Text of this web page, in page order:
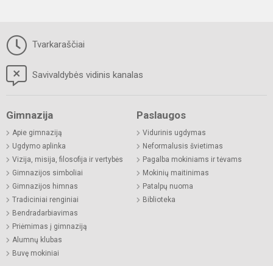
Tvarkaraščiai
Savivaldybės vidinis kanalas
Gimnazija
Apie gimnaziją
Ugdymo aplinka
Vizija, misija, filosofija ir vertybės
Gimnazijos simboliai
Gimnazijos himnas
Tradiciniai renginiai
Bendradarbiavimas
Priėmimas į gimnaziją
Alumnų klubas
Buvę mokiniai
Paslaugos
Vidurinis ugdymas
Neformalusis švietimas
Pagalba mokiniams ir tėvams
Mokinių maitinimas
Patalpų nuoma
Biblioteka